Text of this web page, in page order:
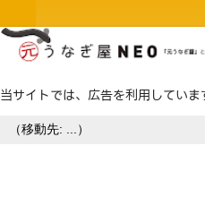
当サイトでは、広告を利用していま